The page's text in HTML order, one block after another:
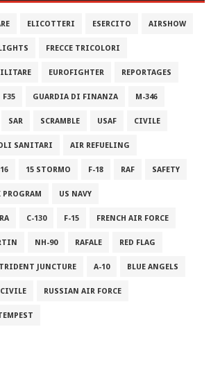
ELICOTTERI ESERCITO AIRSHOW
FRECCE TRICOLORI
EUROFIGHTER REPORTAGES
F35 GUARDIA DI FINANZA M-346
SAR SCRAMBLE USAF CIVILE
SANITARI AIR REFUELING
15 STORMO F-18 RAF SAFETY
PROGRAM US NAVY
C-130 F-15 FRENCH AIR FORCE
NH-90 RAFALE RED FLAG
TRIDENT JUNCTURE A-10 BLUE ANGELS
RUSSIAN AIR FORCE